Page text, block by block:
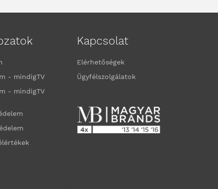
- mindigTV
- mindigTV
Kapcsolat
Elérhetőségek
Ügyfélszolgálatok